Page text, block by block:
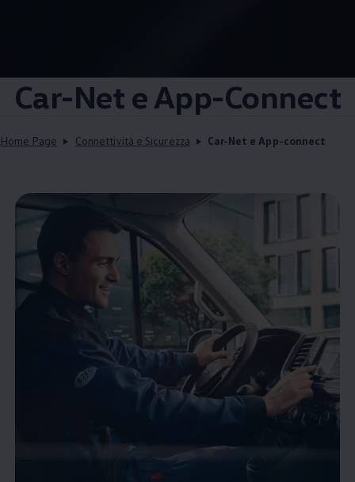
Car-Net e App-Connect
Home Page Connettività e Sicurezza Car-Net e App-connect